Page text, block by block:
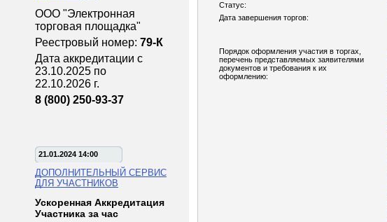
ООО "Электронная
торговая площадка"
Реестровый номер: 79-К
Дата аккредитации с
23.10.2025 по
22.10.2026 г.
8 (800) 250-93-37
21.01.2024 14:00
ДОПОЛНИТЕЛЬНЫЙ СЕРВИС
ДЛЯ УЧАСТНИКОВ
Ускоренная Аккредитация
Участника за час
Статус:
Дата завершения торгов:
Порядок оформления участия в торгах,
перечень представляемых заявителями
документов и требования к их
оформлению: